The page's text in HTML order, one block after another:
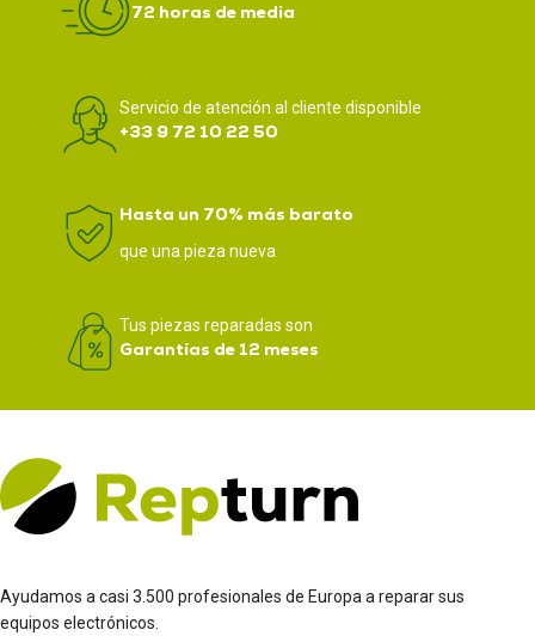
72 horas de media
Servicio de atención al cliente disponible
+33 9 72 10 22 50
Hasta un 70% más barato
que una pieza nueva
Tus piezas reparadas son
Garantías de 12 meses
Ayudamos a casi 3.500 profesionales de Europa a reparar sus
equipos electrónicos.